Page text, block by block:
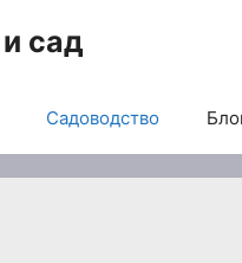
сад
Садоводство